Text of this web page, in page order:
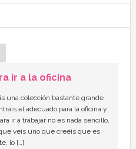
ir a la oficina
una colección bastante grande
el adecuado para la oficina y
ir a trabajar no es nada sencillo,
veis uno que creéis que es
lo […]